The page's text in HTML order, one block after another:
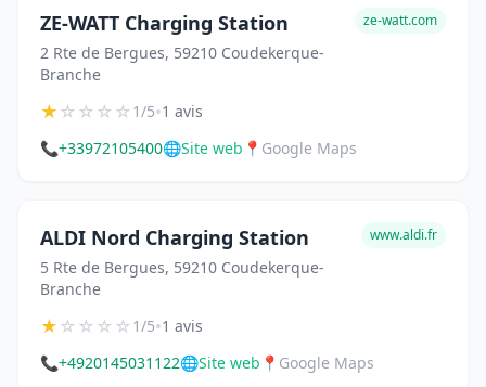
ZE-WATT Charging Station
2 Rte de Bergues, 59210 Coudekerque-
Branche
ze-watt.com
★☆☆☆☆1/5•1 avis
📞+33972105400🌐Site web 📍 Google Maps
ALDI Nord Charging Station
5 Rte de Bergues, 59210 Coudekerque-
Branche
www.aldi.fr
★☆☆☆☆1/5•1 avis
📞+4920145031122🌐Site web 📍 Google Maps